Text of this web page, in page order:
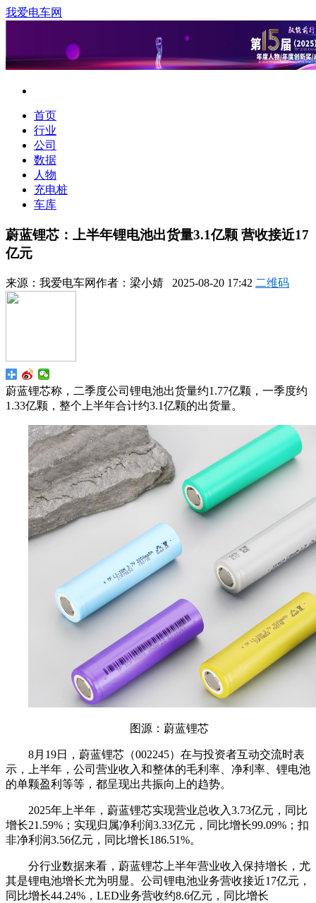
我爱电车网
首页
行业
公司
数据
人物
充电桩
车库
蔚蓝锂芯：上半年锂电池出货量3.1亿颗 营收接近17
亿元
来源： 我爱电车网作者： 梁小婧 2025-08-20 17:42 二维码
蔚蓝锂芯称，二季度公司锂电池出货量约1.77亿颗，一季度约
1.33亿颗，整个上半年合计约3.1亿颗的出货量。
图源：蔚蓝锂芯
8月19日，蔚蓝锂芯（002245）在与投资者互动交流时表
示，上半年，公司营业收入和整体的毛利率、净利率、锂电池
的单颗盈利等等，都呈现出共振向上的趋势。
2025年上半年，蔚蓝锂芯实现营业总收入3.73亿元，同比
增长21.59%；实现归属净利润3.33亿元，同比增长99.09%；扣
非净利润3.56亿元，同比增长186.51%。
分行业数据来看，蔚蓝锂芯上半年营业收入保持增长，尤
其是锂电池增长尤为明显。公司锂电池业务营收接近17亿元，
同比增长44.24%，LED业务营收约8.6亿元，同比增长